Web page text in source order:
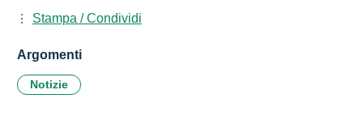
Stampa / Condividi
Argomenti
Notizie